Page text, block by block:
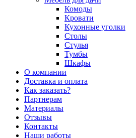
Комоды
Кровати
Кухонные уголки
Столы
Стулья
Тумбы
Шкафы
О компании
Доставка и оплата
Как заказать?
Партнерам
Материалы
Отзывы
Контакты
Наши работы